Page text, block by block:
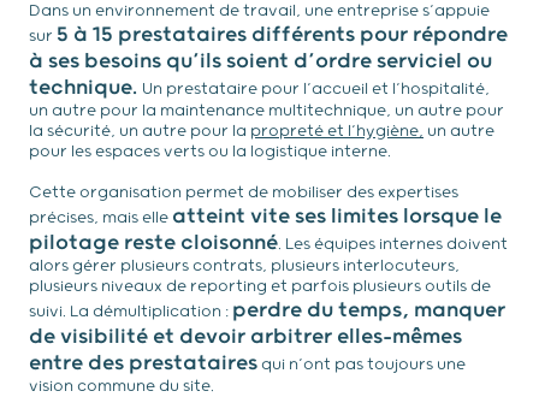
Dans un environnement de travail, une entreprise s’appuie
sur 5 à 15 prestataires différents pour répondre
à ses besoins qu’ils soient d’ordre serviciel ou
technique. Un prestataire pour l’accueil et l’hospitalité,
un autre pour la maintenance multitechnique, un autre pour
la sécurité, un autre pour la propreté et l’hygiène, un autre
pour les espaces verts ou la logistique interne.
Cette organisation permet de mobiliser des expertises
précises, mais elle atteint vite ses limites lorsque le
pilotage reste cloisonné. Les équipes internes doivent
alors gérer plusieurs contrats, plusieurs interlocuteurs,
plusieurs niveaux de reporting et parfois plusieurs outils de
suivi. La démultiplication : perdre du temps, manquer
de visibilité et devoir arbitrer elles-mêmes
entre des prestataires qui n’ont pas toujours une
vision commune du site.